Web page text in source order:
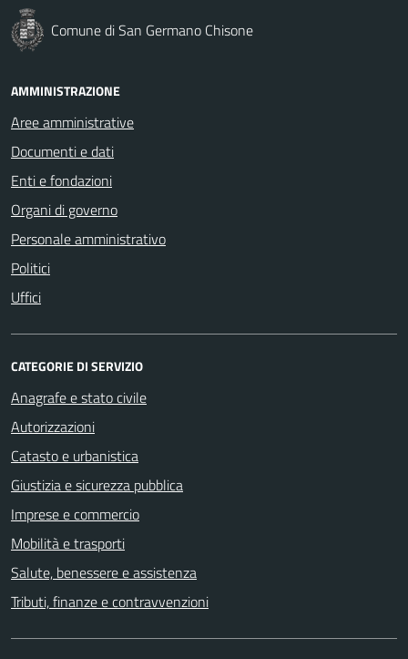
Comune di San Germano Chisone
AMMINISTRAZIONE
Aree amministrative
Documenti e dati
Enti e fondazioni
Organi di governo
Personale amministrativo
Politici
Uffici
CATEGORIE DI SERVIZIO
Anagrafe e stato civile
Autorizzazioni
Catasto e urbanistica
Giustizia e sicurezza pubblica
Imprese e commercio
Mobilità e trasporti
Salute, benessere e assistenza
Tributi, finanze e contravvenzioni